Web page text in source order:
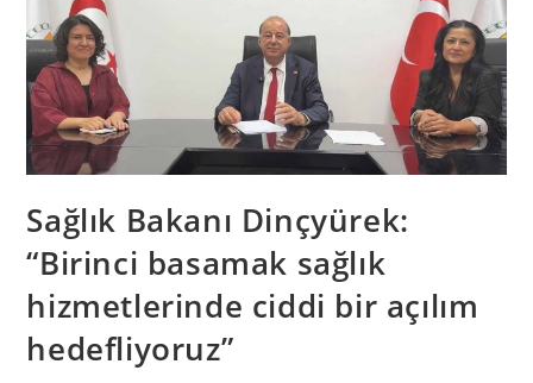
Sağlık Bakanı Dinçyürek:
“Birinci basamak sağlık
hizmetlerinde ciddi bir açılım
hedefliyoruz”